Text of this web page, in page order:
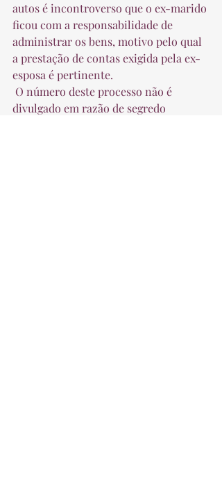
autos é incontroverso que o ex-marido
ficou com a responsabilidade de
administrar os bens, motivo pelo qual
a prestação de contas exigida pela ex-
esposa é pertinente.
divulgado em razão de segredo